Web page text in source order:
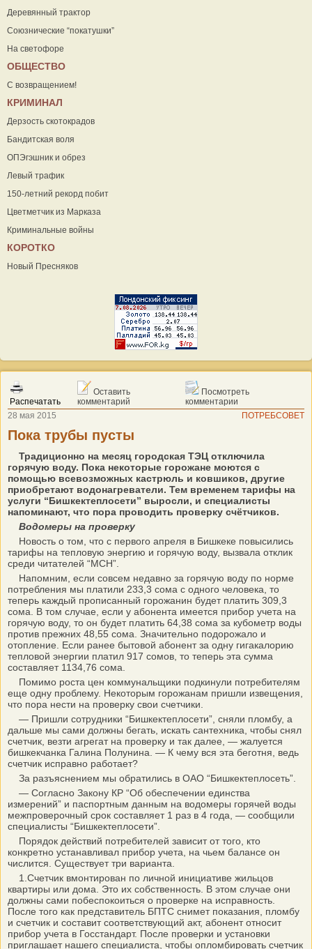
Деревянный трактор
Союзнические “покатушки”
На светофоре
ОБЩЕСТВО
С возвращением!
КРИМИНАЛ
Дерзость скотокрадов
Бандитская воля
ОПЭгэшник и обрез
Левый трафик
150-летний рекорд побит
Цветметчик из Марказа
Криминальные войны
КОРОТКО
Новый Пресняков
Распечатать
Оставить
комментарий
Посмотреть
комментарии
28 мая 2015
ПОТРЕБСОВЕТ
Пока трубы пусты
Традиционно на месяц городская ТЭЦ отключила
горячую воду. Пока некоторые горожане моются с
помощью всевозможных кастрюль и ковшиков, другие
приобретают водонагреватели. Тем временем тарифы на
услуги “Бишкектеплосети” выросли, и специалисты
напоминают, что пора проводить проверку счётчиков.
Водомеры на проверку
Новость о том, что с первого апреля в Бишкеке повысились
тарифы на тепловую энергию и горячую воду, вызвала отклик
среди читателей “МСН”.
Напомним, если совсем недавно за горячую воду по норме
потребления мы платили 233,3 сома с одного человека, то
теперь каждый прописанный горожанин будет платить 309,3
сома. В том случае, если у абонента имеется прибор учета на
горячую воду, то он будет платить 64,38 сома за кубометр воды
против прежних 48,55 сома. Значительно подорожало и
отопление. Если ранее бытовой абонент за одну гигакалорию
тепловой энергии платил 917 сомов, то теперь эта сумма
составляет 1134,76 сома.
Помимо роста цен коммунальщики подкинули потребителям
еще одну проблему. Некоторым горожанам пришли извещения,
что пора нести на проверку свои счетчики.
— Пришли сотрудники “Бишкектеплосети”, сняли пломбу, а
дальше мы сами должны бегать, искать сантехника, чтобы снял
счетчик, везти агрегат на проверку и так далее, — жалуется
бишкекчанка Галина Полунина. — К чему вся эта беготня, ведь
счетчик исправно работает?
За разъяснением мы обратились в ОАО “Бишкектеплосеть”.
— Согласно Закону КР “Об обеспечении единства
измерений” и паспортным данным на водомеры горячей воды
межпроверочный срок составляет 1 раз в 4 года, — сообщили
специалисты “Бишкектеплосети”.
Порядок действий потребителей зависит от того, кто
конкретно устанавливал прибор учета, на чьем балансе он
числится. Существует три варианта.
1.Счетчик вмонтирован по личной инициативе жильцов
квартиры или дома. Это их собственность. В этом случае они
должны сами побеспокоиться о проверке на исправность.
После того как представитель БПТС снимет показания, пломбу
и счетчик и составит соответствующий акт, абонент относит
прибор учета в Госстандарт. После проверки и установки
приглашает нашего специалиста, чтобы опломбировать счетчик